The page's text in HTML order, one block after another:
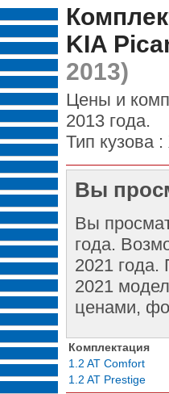
KIA
2013)
Цены и
2013 года.
Тип кузова :
Вы
Вы
года.
2021 года.
2021
ценами,
Комплектация
1.2 AT Comfort
1.2 AT Prestige